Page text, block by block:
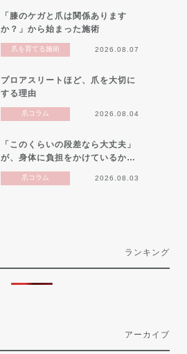
「膝のケガと爪は関係あります
か？」から始まった施術
爪を育てる施術 2026.08.07
プロアスリートほど、爪を大切に
する理由
爪コラム 2026.08.04
「このくらいの段差なら大丈夫」
が、身体に負担をかけているか…
爪コラム 2026.08.03
ランキング
アーカイブ